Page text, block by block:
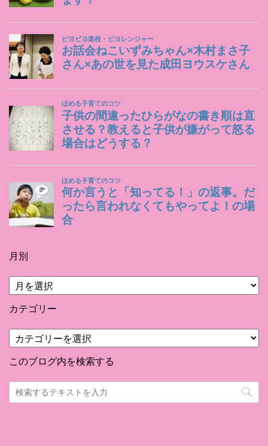
月別
月
別
カテゴリー
テ
ゴ
ー
このブログ内を検索する